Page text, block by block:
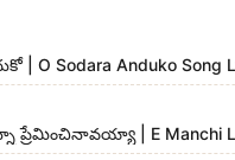
| O Sodara Anduko Song
ప్రేమించినావయ్యా | E Manchi